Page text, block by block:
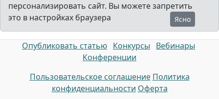
персонализировать сайт. Вы можете запретить
это в настройках браузера
Ясно
Опубликовать статью Конкурсы
Вебинары
Конференции
Пользовательское соглашение Политика
конфиденциальности Оферта